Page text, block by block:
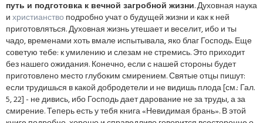
путь и подготовка к вечной загробной жизни. Духовная наука
ихристианство подробно учат о будущей жизни и как к ней
приготовляться. Духовная жизнь утешает и веселит, ибо и ты
чадо, временами хоть вмале испытывала, яко благ Господь. Еще
советую тебе: к умилению и слезам не стремись. Это приходит
без нашего ожидания. Конечно, если с нашей стороны будет
приготовлено место глубоким смирением. Святые отцы пишут:
если трудишься в какой добродетели и не видишь плода [см.: Гал.
5, 22] - не дивись, ибо Господь дает дарование не за труды, а за
смирение. Теперь есть у тебя книга «Невидимая брань». В этой